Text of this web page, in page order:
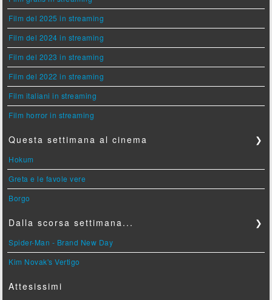
Film del 2025 in streaming
Film del 2024 in streaming
Film del 2023 in streaming
Film del 2022 in streaming
Film italiani in streaming
Film horror in streaming
Questa settimana al cinema ❯
Hokum
Greta e le favole vere
Borgo
Dalla scorsa settimana... ❯
Spider-Man - Brand New Day
Kim Novak's Vertigo
Attesissimi